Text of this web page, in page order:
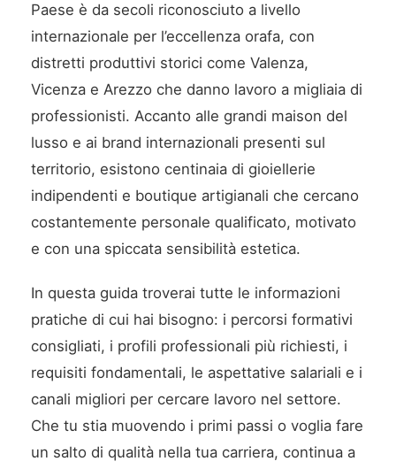
Paese è da secoli riconosciuto a livello
internazionale per l’eccellenza orafa, con
distretti produttivi storici come Valenza,
Vicenza e Arezzo che danno lavoro a migliaia di
professionisti. Accanto alle grandi maison del
lusso e ai brand internazionali presenti sul
territorio, esistono centinaia di gioiellerie
indipendenti e boutique artigianali che cercano
costantemente personale qualificato, motivato
e con una spiccata sensibilità estetica.
In questa guida troverai tutte le informazioni
pratiche di cui hai bisogno: i percorsi formativi
consigliati, i profili professionali più richiesti, i
requisiti fondamentali, le aspettative salariali e i
canali migliori per cercare lavoro nel settore.
Che tu stia muovendo i primi passi o voglia fare
un salto di qualità nella tua carriera, continua a